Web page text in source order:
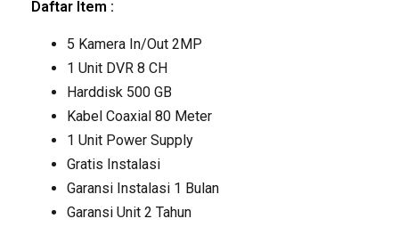
Daftar Item :
5 Kamera In/Out 2MP
1 Unit DVR 8 CH
Harddisk 500 GB
Kabel Coaxial 80 Meter
1 Unit Power Supply
Gratis Instalasi
Garansi Instalasi 1 Bulan
Garansi Unit 2 Tahun